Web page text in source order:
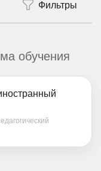
обучения